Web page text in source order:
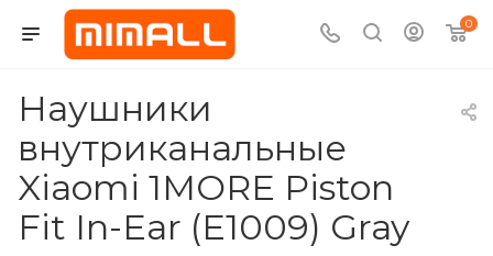
0
Наушники
внутриканальные
Xiaomi 1MORE Piston
Fit In-Ear (E1009) Gray